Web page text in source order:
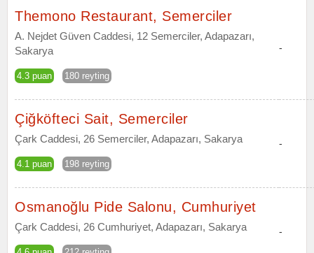
Themono Restaurant, Semerciler
A. Nejdet Güven Caddesi, 12 Semerciler, Adapazarı,
Sakarya
4.3 puan 180 reyting
-
Çiğköfteci Sait, Semerciler
Çark Caddesi, 26 Semerciler, Adapazarı, Sakarya
4.1 puan 198 reyting
-
Osmanoğlu Pide Salonu, Cumhuriyet
Çark Caddesi, 26 Cumhuriyet, Adapazarı, Sakarya -